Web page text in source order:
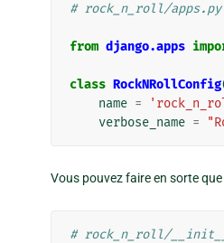
# rock_n_roll/apps.py
from django.apps
class RockNRollConfig
name =
verbose_name =
Vous pouvez faire en sorte
# rock_n_roll/